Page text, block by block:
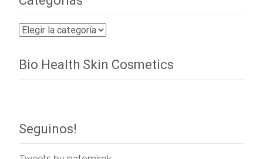
Categorías
Bio Health Skin Cosmetics
Seguinos!